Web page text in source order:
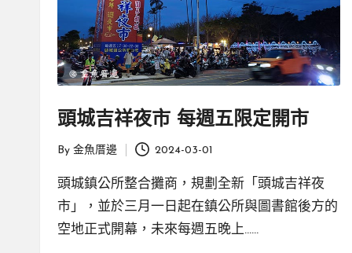
鄉
微
體
驗
頭城吉祥夜市 每週五限定開市
Posted
by
By 金魚厝邊 2024-03-01
頭城鎮公所整合攤商，規劃全新「頭城吉祥夜
市」，並於三月一日起在鎮公所與圖書館後方的
空地正式開幕，未來每週五晚上……